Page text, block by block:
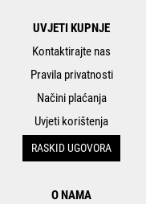
UVJETI KUPNJE
Kontaktirajte nas
Pravila privatnosti
Načini plaćanja
Uvjeti korištenja
RASKID UGOVORA
O NAMA